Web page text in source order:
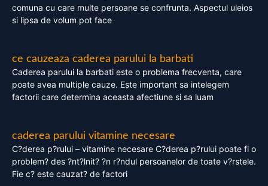
comuna cu care multe persoane se confrunta. Aspectul uleios
si lipsa de volum pot face
ce cauzeaza caderea parului la barbati
Caderea parului la barbati este o problema frecventa, care
poate avea multiple cauze. Este important sa intelegem
factorii care determina aceasta afectiune si sa luam
caderea parului vitamine necesare
C?derea p?rului – vitamine necesare C?derea p?rului poate fi o
problem? des ?nt?lnit? ?n r?ndul persoanelor de toate v?rstele.
Fie c? este cauzat? de factori